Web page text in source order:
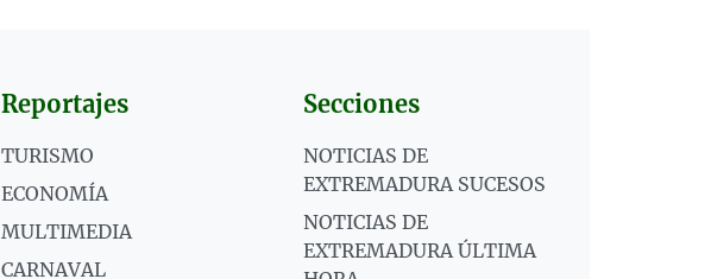
Reportajes
TURISMO
ECONOMÍA
MULTIMEDIA
CARNAVAL
Secciones
NOTICIAS DE
EXTREMADURA SUCESOS
NOTICIAS DE
EXTREMADURA ÚLTIMA